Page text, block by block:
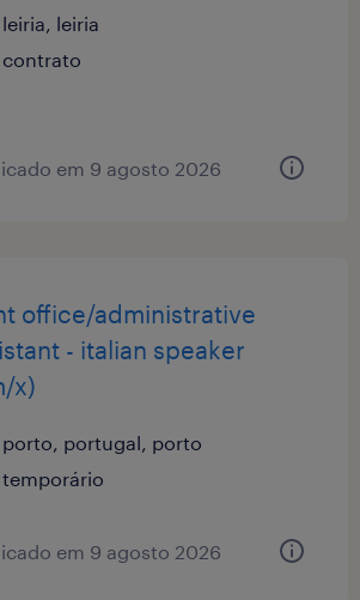
leiria, leiria
contrato
em 9 agosto 2026
office/administrative
- italian speaker
x)
porto, portugal, porto
temporário
em 9 agosto 2026